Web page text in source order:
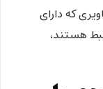
که دارای
هستند،